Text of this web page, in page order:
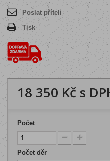
Poslat příteli
Tisk
18 350 Kč s
Počet
Počet děr